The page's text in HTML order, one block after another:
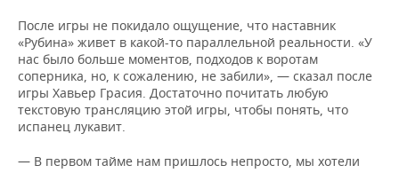
После игры не покидало ощущение, что наставник
«Рубина» живет в какой-то параллельной реальности. «У
нас было больше моментов, подходов к воротам
соперника, но, к сожалению, не забили», — сказал после
игры Хавьер Грасия. Достаточно почитать любую
текстовую трансляцию этой игры, чтобы понять, что
испанец лукавит.
— В первом тайме нам пришлось непросто, мы хотели